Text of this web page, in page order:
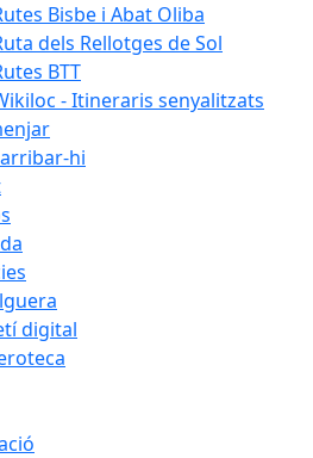
Bisbe i Abat Oliba
dels Rellotges de Sol
BTT
- Itineraris senyalitzats
hi
digital